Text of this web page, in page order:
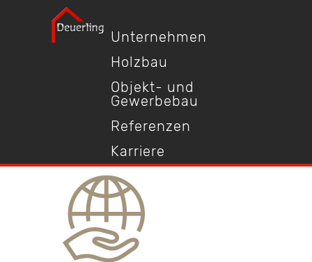
Unternehmen
Holzbau
Objekt- und
Gewerbebau
Referenzen
Karriere